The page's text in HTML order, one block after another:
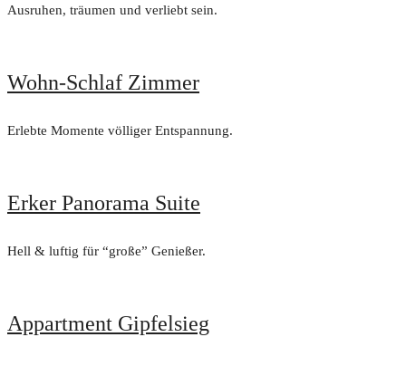
Ausruhen, träumen und verliebt sein.
Wohn-Schlaf Zimmer
Erlebte Momente völliger Entspannung.
Erker Panorama Suite
Hell & luftig für “große” Genießer.
Appartment Gipfelsieg